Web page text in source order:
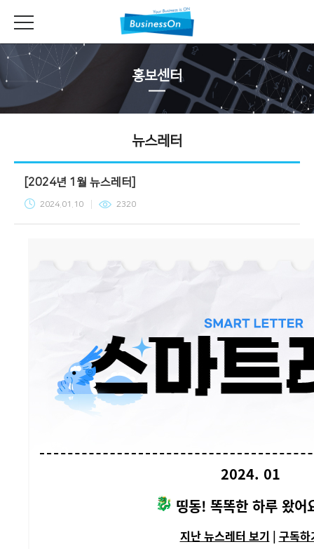
홍보센터
뉴스레터
[2024년 1월 뉴스레터]
2024.01.10 2320
2024. 01
띵동! 똑똑한 하루 왔
지난 뉴스레터 보기 | 구독하